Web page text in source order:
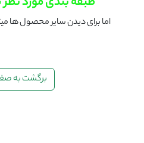
اما برای دیدن سایر محصول ها
برگشت به